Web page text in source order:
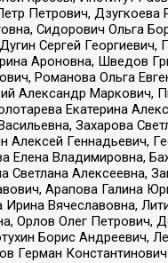
Петрович,
Сидорович Ольга
Сергей
Ароновна, Шведов
Романова Ольга
Александр Маркович,
Екатерина
Захарова
Геннадьевич,
Елена Владимировна,
Светлана Алексеевна,
Арапова Галина
Ирина Вячеславовна,
Орлов Олег Петрович,
Борис Андреевич,
Герман Константинович